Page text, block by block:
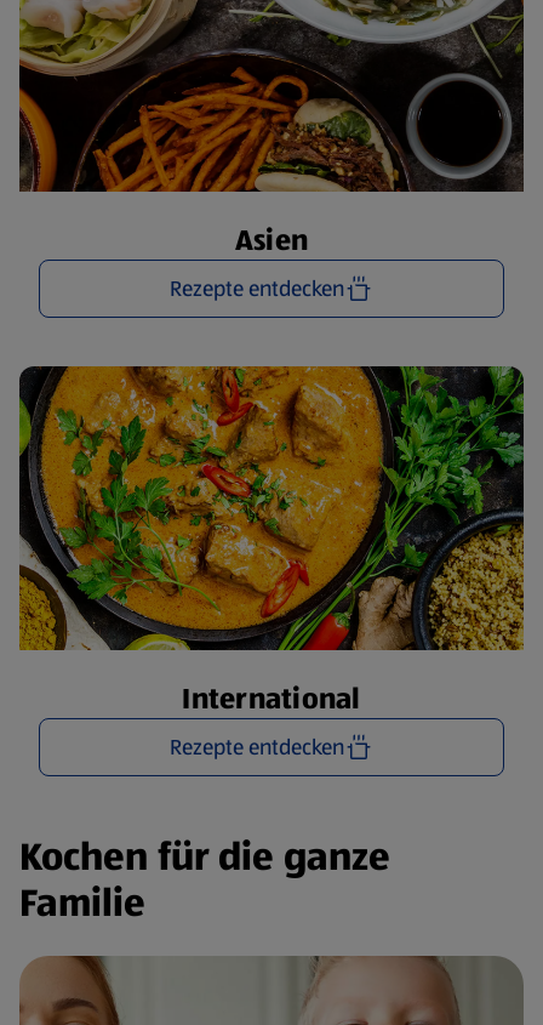
Asien
Rezepte entdecken
International
Rezepte entdecken
Kochen für die ganze
Familie